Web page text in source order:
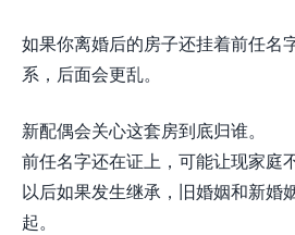
如果你离婚后的房子还挂着前任名
系，后面会更乱。
新配偶会关心这套房到底归谁。
前任名字还在证上，可能让现家庭
以后如果发生继承，旧婚姻和新婚
起。